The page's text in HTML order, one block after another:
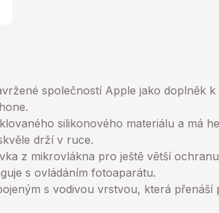
společností Apple jako doplněk k
silikonového materiálu a má
drží v ruce.
z mikrovlákna pro ještě větší
s ovládáním fotoaparátu.
s vodivou vrstvou, která přenáší